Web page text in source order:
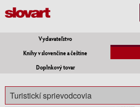
Vydavateľstvo
Knihy v slovenčine a češtine
Doplnkový tovar